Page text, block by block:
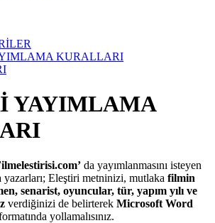
KURALLARI
YAYIMLAMA
da yayımlanmasını isteyen
yazarları; Eleştiri metninizi, mutlaka filmin
senarist, oyuncular, tür, yapım yılı ve
verdiğinizi de belirterek Microsoft Word
yollamalısınız.